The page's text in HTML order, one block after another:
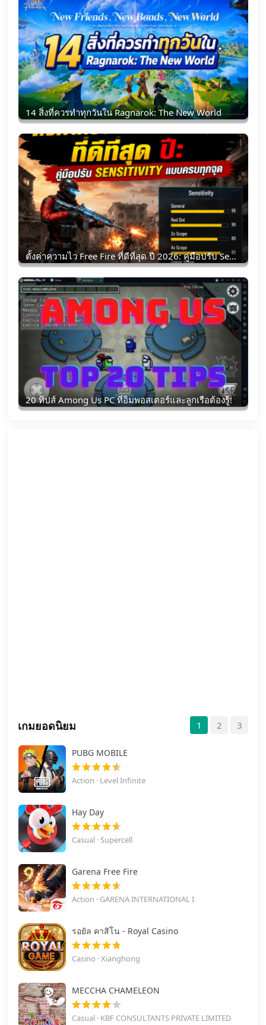
14 สิ่งที่ควรทำทุกวันใน Ragnarok: The New World
ตั้งค่าความไว Free Fire ที่ดีที่สุด ปี 2026: คู่มือปรับ Sensitivity แบบครบทุกจุด
20 ทิปส์ Among Us PC ที่อิมพอสเตอร์และลูกเรือต้องรู้!
เกมยอดนิยม 1 2 3
PUBG MOBILE
Action · Level Infinite
Hay Day
Casual · Supercell
Garena Free Fire
Action · GARENA INTERNATIONAL I
รอยัล คาสิโน - Royal Casino
Casino · Xianghong
MECCHA CHAMELEON
Casual · KBF CONSULTANTS PRIVATE LIMITED